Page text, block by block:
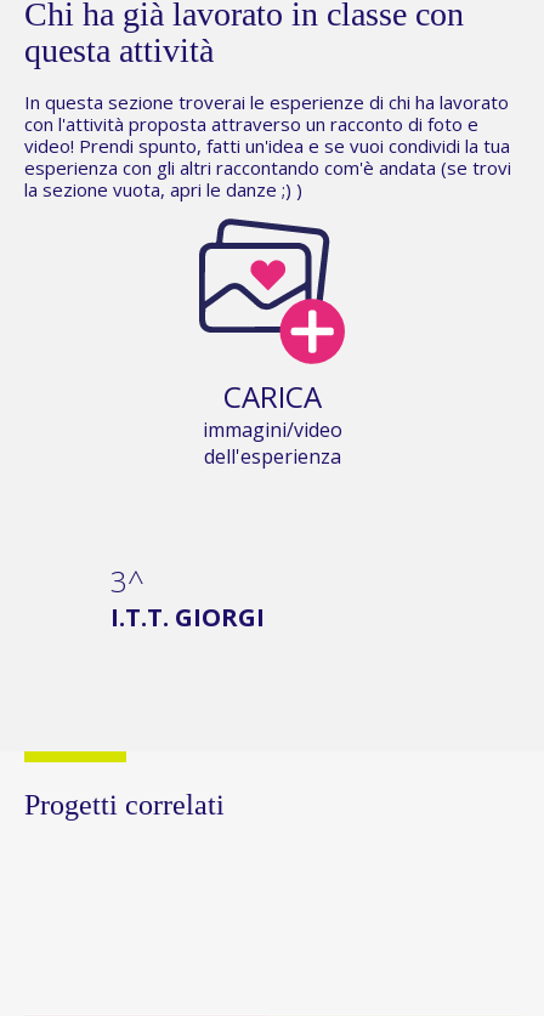
Chi ha già lavorato in classe con
questa attività
In questa sezione troverai le esperienze di chi ha lavorato
con l'attività proposta attraverso un racconto di foto e
video! Prendi spunto, fatti un'idea e se vuoi condividi la tua
esperienza con gli altri raccontando com'è andata (se trovi
la sezione vuota, apri le danze ;) )
CARICA
immagini/video
dell'esperienza
3^
I.T.T. GIORGI
Progetti correlati